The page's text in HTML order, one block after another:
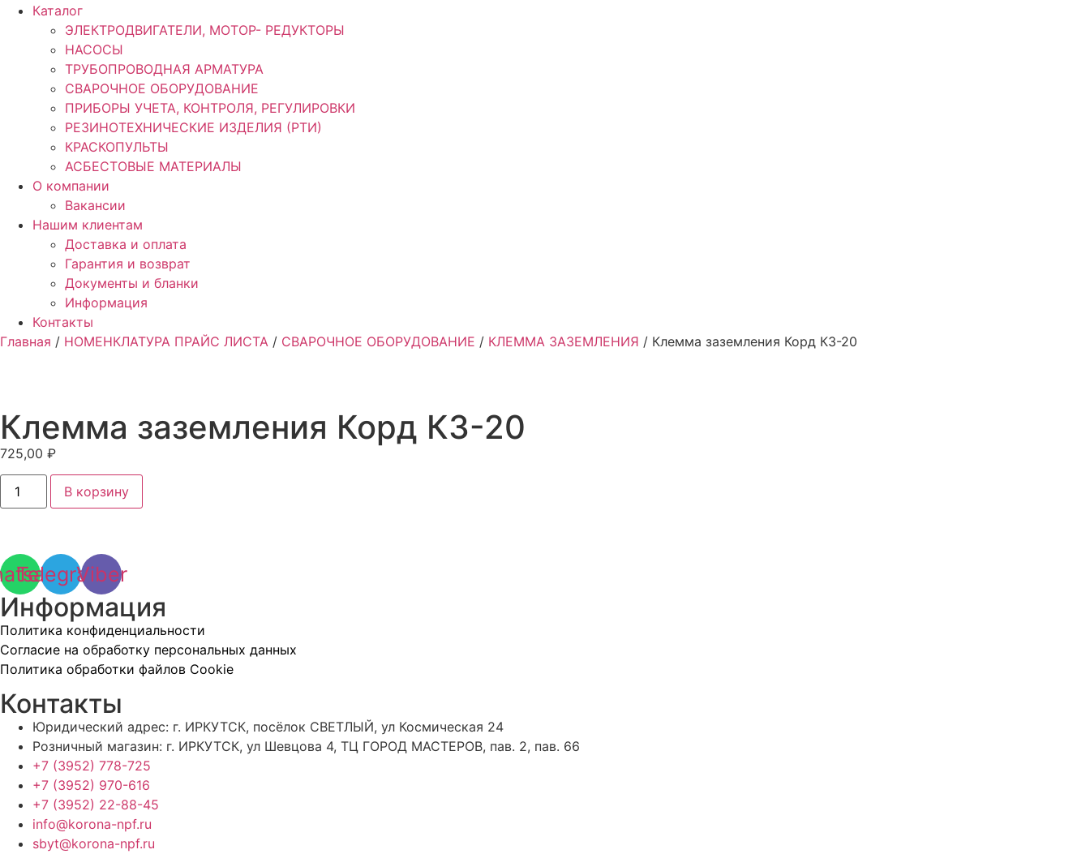
Каталог
ЭЛЕКТРОДВИГАТЕЛИ, МОТОР- РЕДУКТОРЫ
НАСОСЫ
ТРУБОПРОВОДНАЯ АРМАТУРА
СВАРОЧНОЕ ОБОРУДОВАНИЕ
ПРИБОРЫ УЧЕТА, КОНТРОЛЯ, РЕГУЛИРОВКИ
РЕЗИНОТЕХНИЧЕСКИЕ ИЗДЕЛИЯ (РТИ)
КРАСКОПУЛЬТЫ
АСБЕСТОВЫЕ МАТЕРИАЛЫ
О компании
Вакансии
Нашим клиентам
Доставка и оплата
Гарантия и возврат
Документы и бланки
Информация
Контакты
Главная / НОМЕНКЛАТУРА ПРАЙС ЛИСТА / СВАРОЧНОЕ ОБОРУДОВАНИЕ / КЛЕММА ЗАЗЕМЛЕНИЯ / Клемма заземления Корд КЗ-20
Клемма заземления Корд КЗ-20
725,00 ₽
Количество
товара
Клемма
В корзину
Telegram
Viber
Информация
Политика конфиденциальности
Согласие на обработку персональных данных
Политика обработки файлов Cookie
Контакты
Юридический адрес: г. ИРКУТСК, посёлок СВЕТЛЫЙ, ул Космическая 24
Розничный магазин: г. ИРКУТСК, ул Шевцова 4, ТЦ ГОРОД МАСТЕРОВ, пав. 2, пав. 66
+7 (3952) 778-725
+7 (3952) 970-616
+7 (3952) 22-88-45
info@korona-npf.ru
sbyt@korona-npf.ru